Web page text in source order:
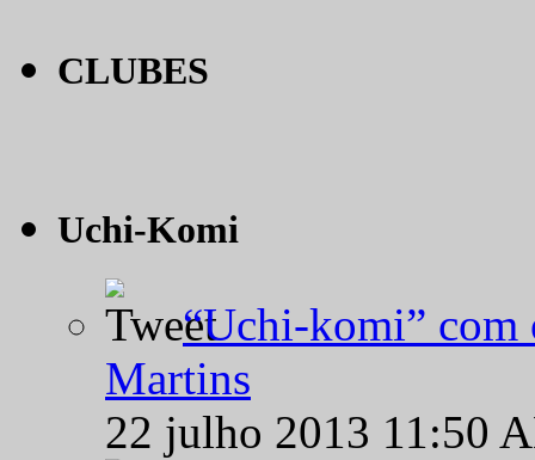
CLUBES
Uchi-Komi
“Uchi-komi” com
Martins
22 julho 2013 11:50